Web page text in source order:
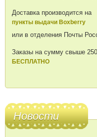
Доставка производится на
пункты выдачи Boxberry
или в отделения Почты
Заказы на сумму свыше
БЕСПЛАТНО
Новости